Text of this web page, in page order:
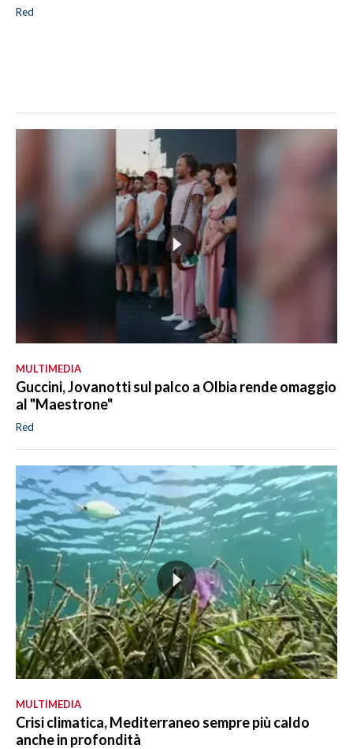
Red
MULTIMEDIA
Guccini, Jovanotti sul palco a Olbia rende omaggio
al "Maestrone"
Red
MULTIMEDIA
Crisi climatica, Mediterraneo sempre più caldo
anche in profondità